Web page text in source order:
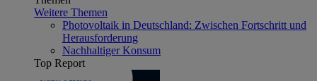
Weitere Themen
Photovoltaik in Deutschland: Zwischen Fortschritt und
Herausforderung
Nachhaltiger Konsum
Top Report